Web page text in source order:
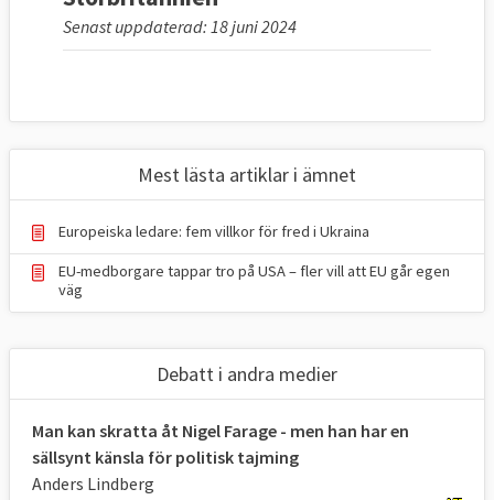
Senast uppdaterad: 18 juni 2024
Mest lästa artiklar i ämnet
Europeiska ledare: fem villkor för fred i Ukraina
EU-medborgare tappar tro på USA – fler vill att EU går egen
väg
Debatt i andra medier
Man kan skratta åt Nigel Farage - men han har en
sällsynt känsla för politisk tajming
Anders Lindberg